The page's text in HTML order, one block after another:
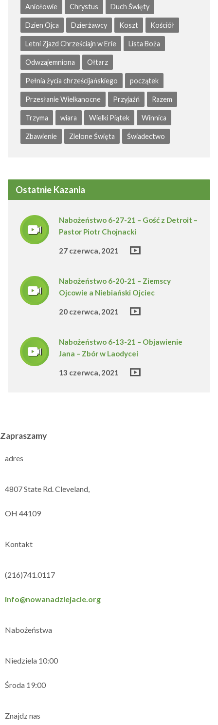
Aniołowie Chrystus Duch Święty
Dzien Ojca Dzierżawcy Koszt Kościół
Letni Zjazd Chrześciajn w Erie Lista Boża
Odwzajemniona Ołtarz
Pełnia życia chrześcijańskiego początek
Przesłanie Wielkanocne Przyjaźń Razem
Trzyma wiara Wielki Piątek Winnica
Zbawienie Zielone Święta Świadectwo
Ostatnie Kazania
Nabożeństwo 6-27-21 – Gość z Detroit –
Pastor Piotr Chojnacki
27 czerwca, 2021
Nabożeństwo 6-20-21 – Ziemscy
Ojcowie a Niebiański Ojciec
20 czerwca, 2021
Nabożeństwo 6-13-21 – Objawienie
Jana – Zbór w Laodycei
13 czerwca, 2021
Zapraszamy
adres
4807 State Rd. Cleveland,
OH 44109
Kontakt
(216)741.0117
info@nowanadziejacle.org
Nabożeństwa
Niedziela 10:00
Środa 19:00
Znajdz nas